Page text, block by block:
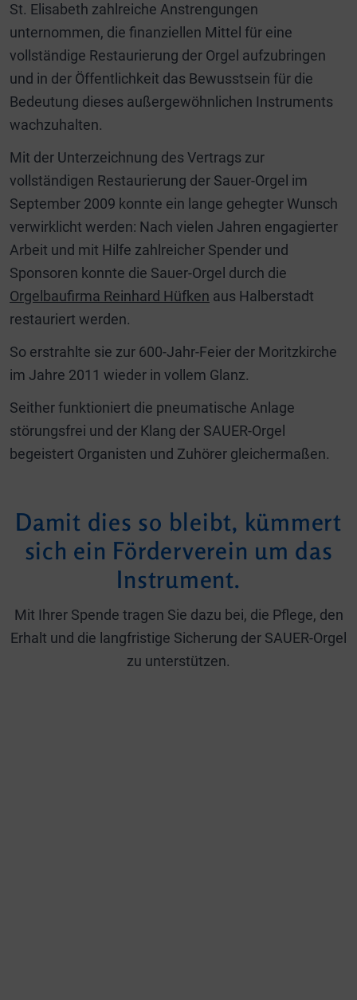
St. Elisabeth zahlreiche Anstrengungen
unternommen, die finanziellen Mittel für eine
vollständige Restaurierung der Orgel aufzubringen
und in der Öffentlichkeit das Bewusstsein für die
Bedeutung dieses außergewöhnlichen Instruments
wachzuhalten.
Mit der Unterzeichnung des Vertrags zur
vollständigen Restaurierung der Sauer-Orgel im
September 2009 konnte ein lange gehegter Wunsch
verwirklicht werden: Nach vielen Jahren engagierter
Arbeit und mit Hilfe zahlreicher Spender und
Sponsoren konnte die Sauer-Orgel durch die
Orgelbaufirma Reinhard Hüfken aus Halberstadt
restauriert werden.
So erstrahlte sie zur 600-Jahr-Feier der Moritzkirche
im Jahre 2011 wieder in vollem Glanz.
Seither funktioniert die pneumatische Anlage
störungsfrei und der Klang der SAUER-Orgel
begeistert Organisten und Zuhörer gleichermaßen.
Damit dies so bleibt, kümmert
sich ein Förderverein um das
Instrument.
Mit Ihrer Spende tragen Sie dazu bei, die Pflege, den
Erhalt und die langfristige Sicherung der SAUER-Orgel
zu unterstützen.